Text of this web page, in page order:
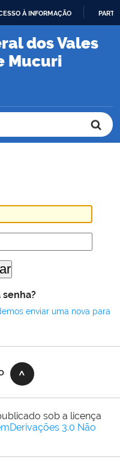
À INFORMAÇÃO
dos Vales
Mucuri
senha?
enviar uma nova para
sob a licença
3.0 Não